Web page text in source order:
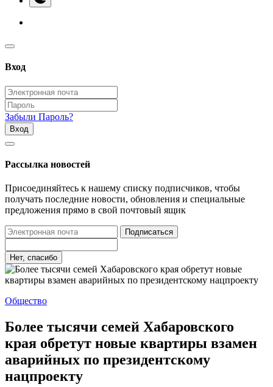
Вход
Забыли Пароль?
Вход
Рассылка новостей
Присоединяйтесь к нашему списку подписчиков, чтобы
получать последние новости, обновления и специальные
предложения прямо в свой почтовый ящик
Подписаться
Нет, спасибо
Общество
Более тысячи семей Хабаровского
края обретут новые квартиры взамен
аварийных по президентскому
нацпроекту